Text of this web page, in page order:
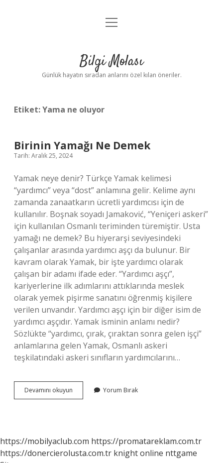
Anasayfa
Yasal Uyarı
menüyü
Bilgi Molası
Günlük hayatın sıradan anlarını özel kılan öneriler.
Etiket:Yama ne oluyor
Birinin Yamağı Ne Demek
Tarih: Aralık 25, 2024
Yamak neye denir? Türkçe Yamak kelimesi
“yardımcı” veya “dost” anlamına gelir. Kelime aynı
zamanda zanaatkarın ücretli yardımcısı için de
kullanılır. Boşnak soyadı Jamaković, “Yeniçeri askeri”
için kullanılan Osmanlı teriminden türemiştir. Usta
yamağı ne demek? Bu hiyerarşi seviyesindeki
çalışanlar arasında yardımcı aşçı da bulunur. Bir
kavram olarak Yamak, bir işte yardımcı olarak
çalışan bir adamı ifade eder. “Yardımcı aşçı”,
kariyerlerine ilk adımlarını attıklarında meslek
olarak yemek pişirme sanatını öğrenmiş kişilere
verilen unvandır. Yardımcı aşçı için bir diğer isim de
yardımcı aşçıdır. Yamak isminin anlamı nedir?
Sözlükte “yardımcı, çırak, çıraktan sonra gelen işçi”
anlamlarına gelen Yamak, Osmanlı askeri
teşkilatındaki askeri sınıfların yardımcılarını…
Devamını okuyun
Yamağı
Yorum Bırak
https://mobilyaclub.com https://promatareklam.com.tr
https://donercierolusta.com.tr knight online nttgame